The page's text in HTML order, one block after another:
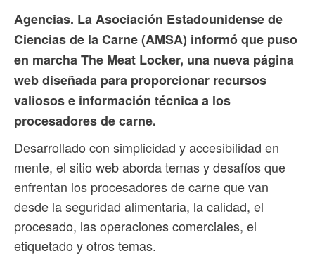
Agencias. La Asociación Estadounidense de
Ciencias de la Carne (AMSA) informó que puso
en marcha The Meat Locker, una nueva página
web diseñada para proporcionar recursos
valiosos e información técnica a los
procesadores de carne.
Desarrollado con simplicidad y accesibilidad en
mente, el sitio web aborda temas y desafíos que
enfrentan los procesadores de carne que van
desde la seguridad alimentaria, la calidad, el
procesado, las operaciones comerciales, el
etiquetado y otros temas.